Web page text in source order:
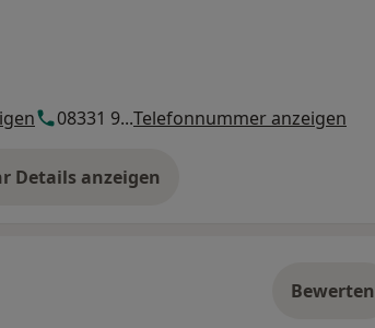
08331 9...Telefonnummer anzeigen
Details anzeigen
über die Adresse
Bewerten